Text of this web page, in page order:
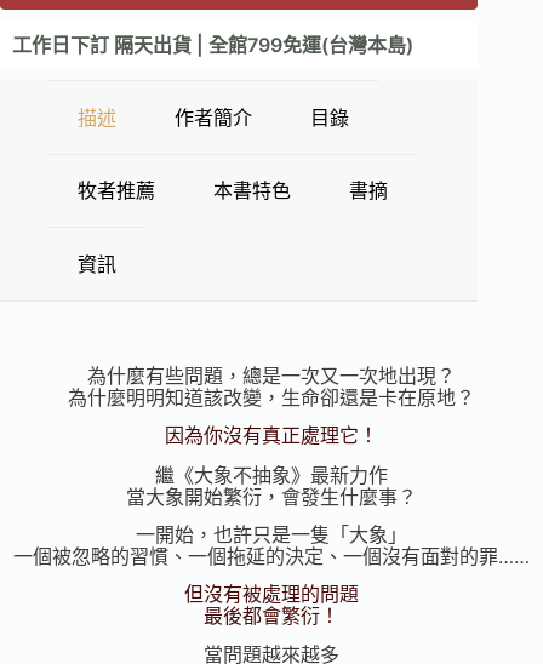
工作日下訂 隔天出貨 | 全館799免運(台灣本島)
描述 作者簡介 目錄
牧者推薦 本書特色 書摘
資訊
為什麼有些問題，總是一次又一次地出現？
為什麼明明知道該改變，生命卻還是卡在原地？
因為你沒有真正處理它！
繼《大象不抽象》最新力作
當大象開始繁衍，會發生什麼事？
一開始，也許只是一隻「大象」
一個被忽略的習慣、一個拖延的決定、一個沒有面對的罪……
但沒有被處理的問題
最後都會繁衍！
當問題越來越多